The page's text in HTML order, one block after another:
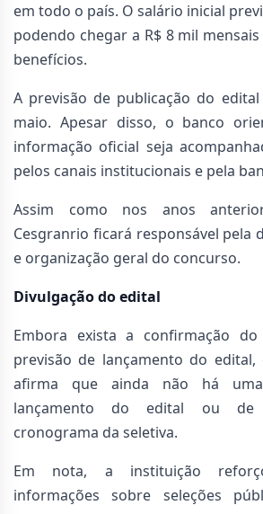
em todo o país. O salário inicial
podendo chegar a R$ 8 mil
benefícios.
A previsão de publicação do
maio. Apesar disso, o banco
informação oficial seja
pelos canais institucionais e pela
Assim como nos anos
Cesgranrio ficará responsável pela
e organização geral do concurso.
Divulgação do edital
Embora exista a confirmação
previsão de lançamento do edital,
afirma que ainda não há
lançamento do edital ou de
cronograma da seletiva.
Em nota, a instituição
informações sobre seleções